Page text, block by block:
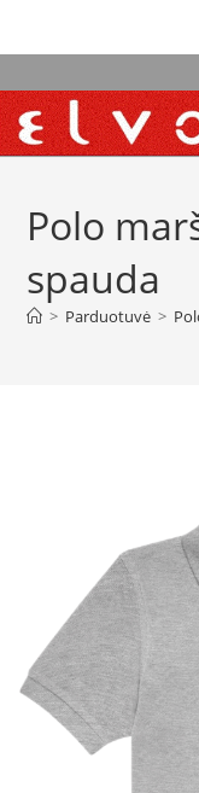
Polo
spauda
> Parduotuvė >